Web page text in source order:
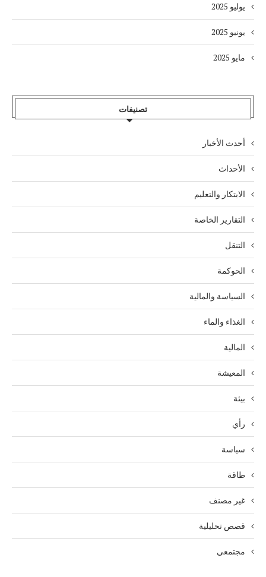
يوليو 2025
يونيو 2025
مايو 2025
تصنيفات
أحدث الأخبار
الأحداث
الابتكار والتعليم
التقارير الخاصة
التنقل
الحوكمة
السياسة والمالية
الغذاء والماء
المالية
المعيشة
بيئة
رأي
سياسة
طاقة
غير مصنف
قصص تحليلية
مجتمعي